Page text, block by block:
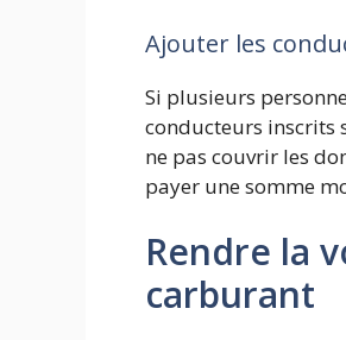
Ajouter les
Si plusieurs
conducteurs inscrits
ne pas couvrir les
payer une somme
Rendre la
carburant